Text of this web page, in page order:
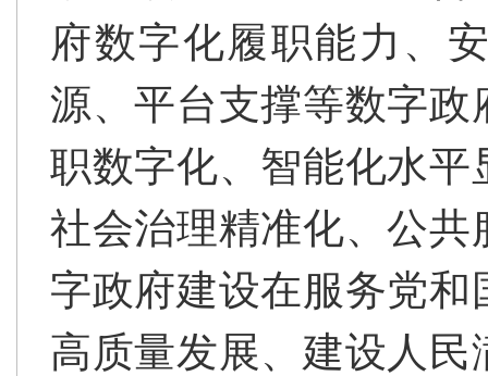
府数字化履职能力、
源、平台支撑等数字
职数字化、智能化水
社会治理精准化、公
字政府建设在服务党
高质量发展、建设人